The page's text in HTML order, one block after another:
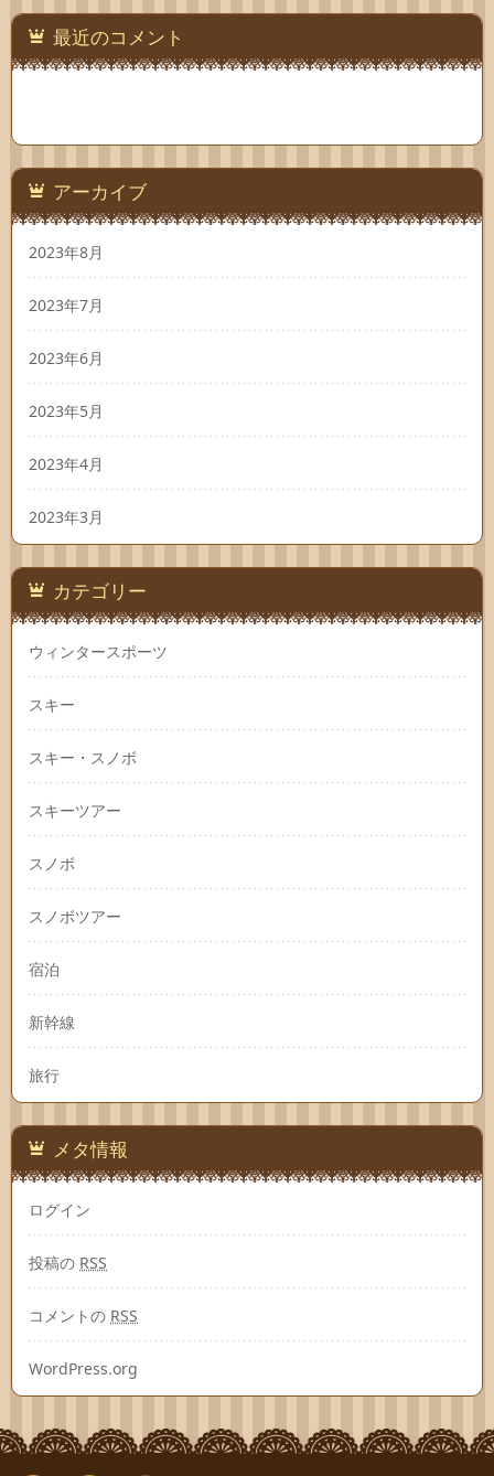
最近のコメント
アーカイブ
2023年8月
2023年7月
2023年6月
2023年5月
2023年4月
2023年3月
カテゴリー
ウィンタースポーツ
スキー
スキー・スノボ
スキーツアー
スノボ
スノボツアー
宿泊
新幹線
旅行
メタ情報
ログイン
投稿の RSS
コメントの RSS
WordPress.org